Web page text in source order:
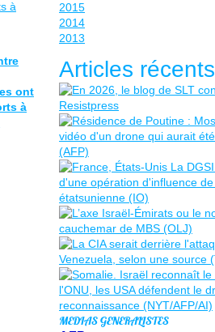
ont
à
2015
2014
2013
Articles récents
MEDIAS GENERALISTES